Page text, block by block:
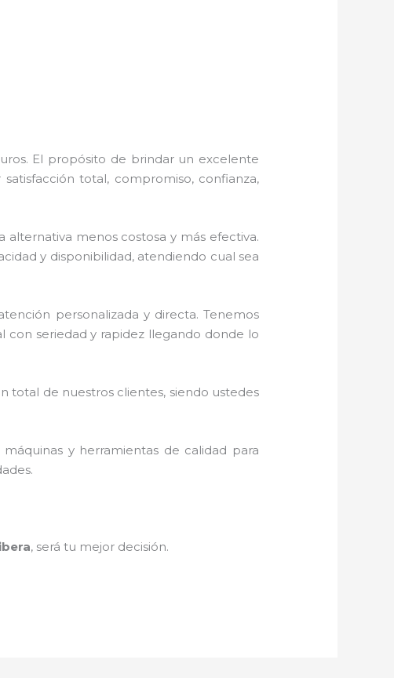
El propósito de brindar un excelente
total, compromiso, confianza,
menos costosa y más efectiva.
y disponibilidad, atendiendo cual sea
personalizada y directa. Tenemos
con seriedad y rapidez llegando donde lo
total de nuestros clientes, siendo ustedes
y herramientas de calidad para
, será tu mejor decisión.